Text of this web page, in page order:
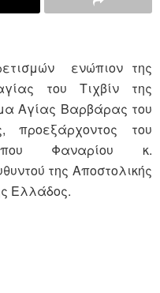
ενώπιον της
του Τιχβίν της
Αγίας Βαρβάρας του
προεξάρχοντος του
Φαναρίου κ.
της Αποστολικής
Ελλάδος.